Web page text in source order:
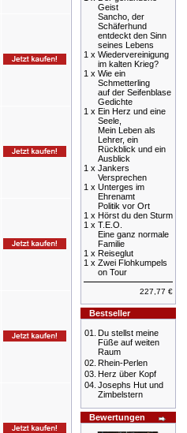
Geist
Sancho, der
Schäferhund
entdeckt den Sinn
seines Lebens
1 x Wiedervereinigung
im kalten Krieg?
1 x Wie ein
Schmetterling
auf der Seifenblase
Gedichte
1 x Ein Herz und eine
Seele,
Mein Leben als
Lehrer, ein
Rückblick und ein
Ausblick
1 x Jankers
Versprechen
1 x Unterges im
Ehrenamt
Politik vor Ort
1 x Hörst du den Sturm
1 x T.E.O.
Eine ganz normale
Familie
1 x Reiseglut
1 x Zwei Flohkumpels
on Tour
227,77 €
Bestseller
01. Du stellst meine
Füße auf weiten
Raum
02. Rhein-Perlen
03. Herz über Kopf
04. Josephs Hut und
Zimbelstern
Bewertungen